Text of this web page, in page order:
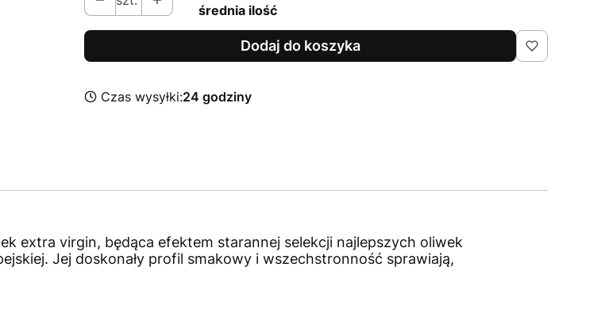
średnia ilość
Dodaj do koszyka
Czas wysyłki:24 godziny
extra virgin, będąca efektem starannej selekcji najlepszych oliwek
Jej doskonały profil smakowy i wszechstronność sprawiają,